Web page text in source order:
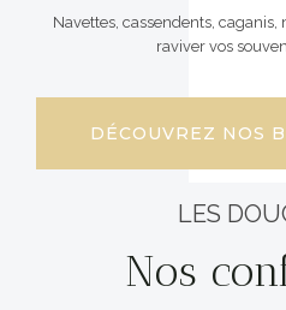
Navettes, cassendents,
raviver vos
DÉCOUVREZ NOS
LES
Nos